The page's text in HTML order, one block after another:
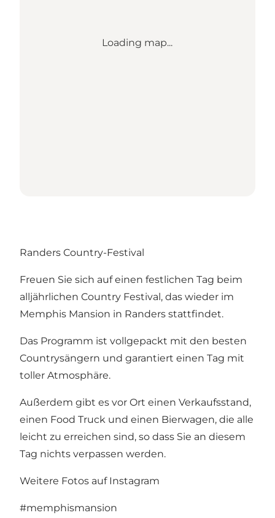
Loading map...
Randers Country-Festival
Freuen Sie sich auf einen festlichen Tag beim
alljährlichen Country Festival, das wieder im
Memphis Mansion in Randers stattfindet.
Das Programm ist vollgepackt mit den besten
Countrysängern und garantiert einen Tag mit
toller Atmosphäre.
Außerdem gibt es vor Ort einen Verkaufsstand,
einen Food Truck und einen Bierwagen, die alle
leicht zu erreichen sind, so dass Sie an diesem
Tag nichts verpassen werden.
Weitere Fotos auf Instagram
#memphismansion